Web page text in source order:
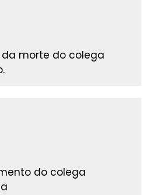
morte do colega
do colega